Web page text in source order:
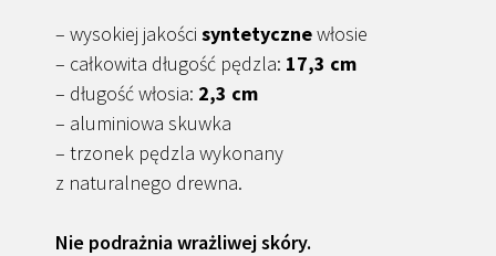
– wysokiej jakości syntetycznewłosie
– całkowita długość pędzla: 17,3 cm
– długość włosia: 2,3 cm
– aluminiowa skuwka
– trzonek pędzla wykonany
z naturalnego drewna.
Nie podrażnia wrażliwej skóry.